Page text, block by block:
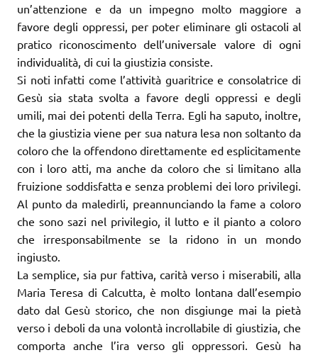
un’attenzione e da un impegno molto maggiore a
favore degli oppressi, per poter eliminare gli ostacoli al
pratico riconoscimento dell’universale valore di ogni
individualità, di cui la giustizia consiste.
Si noti infatti come l’attività guaritrice e consolatrice di
Gesù sia stata svolta a favore degli oppressi e degli
umili, mai dei potenti della Terra. Egli ha saputo, inoltre,
che la giustizia viene per sua natura lesa non soltanto da
coloro che la offendono direttamente ed esplicitamente
con i loro atti, ma anche da coloro che si limitano alla
fruizione soddisfatta e senza problemi dei loro privilegi.
Al punto da maledirli, preannunciando la fame a coloro
che sono sazi nel privilegio, il lutto e il pianto a coloro
che irresponsabilmente se la ridono in un mondo
ingiusto.
La semplice, sia pur fattiva, carità verso i miserabili, alla
Maria Teresa di Calcutta, è molto lontana dall’esempio
dato dal Gesù storico, che non disgiunge mai la pietà
verso i deboli da una volontà incrollabile di giustizia, che
comporta anche l’ira verso gli oppressori. Gesù ha